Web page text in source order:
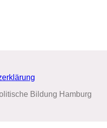
Bildung Hamburg